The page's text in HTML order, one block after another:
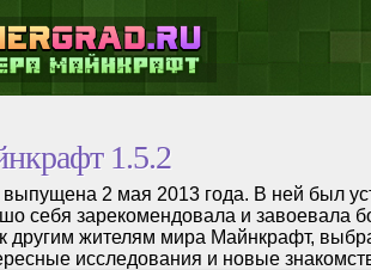
1.5.2
2 мая 2013 года. В ней был
себя зарекомендовала и завоевала
другим жителям мира Майнкрафт,
исследования и новые